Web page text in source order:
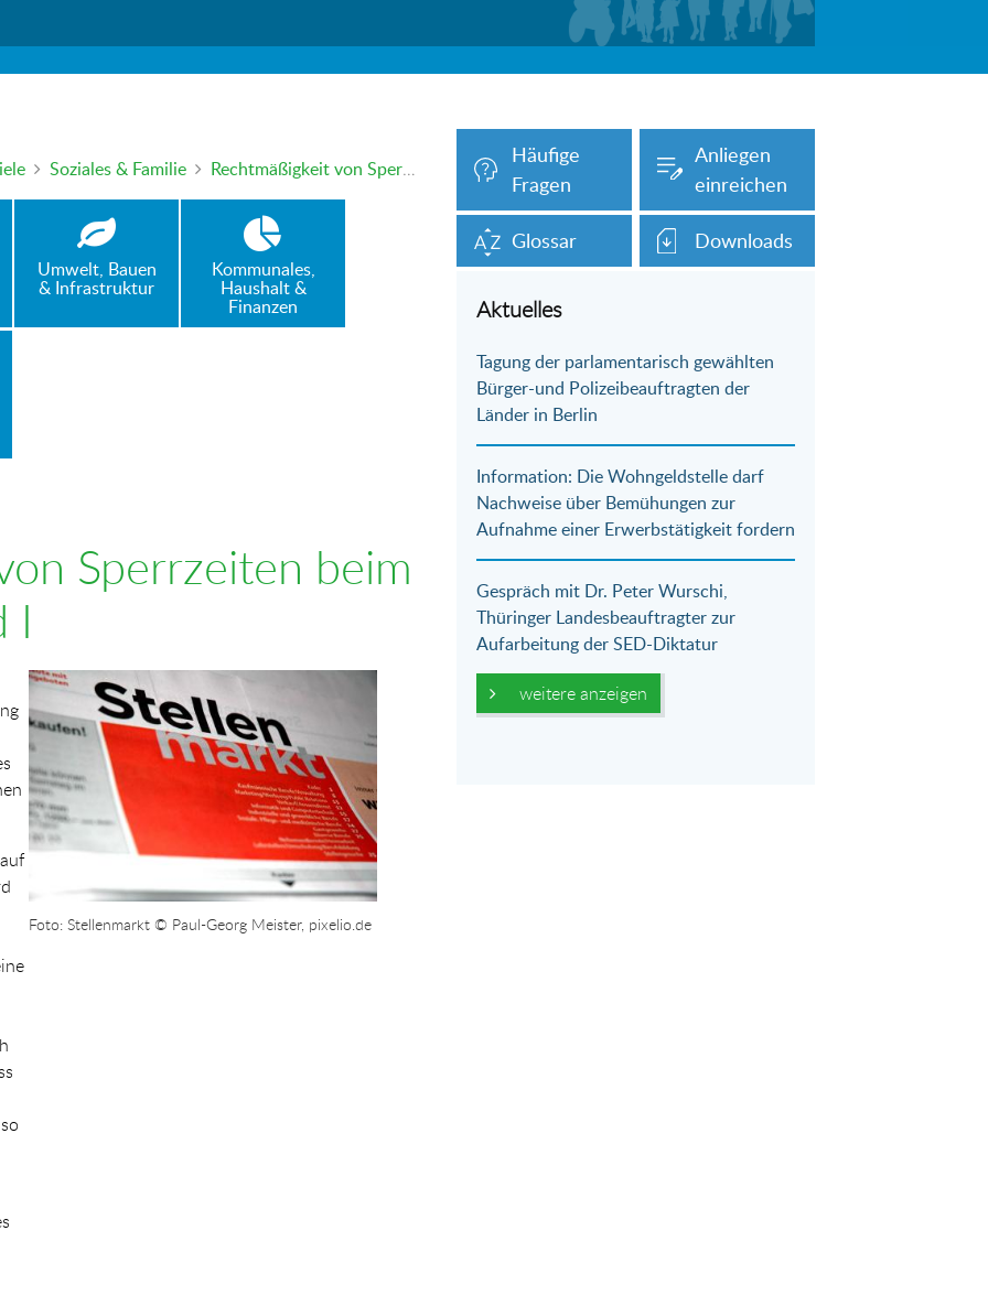
Soziales & Familie Rechtmäßigkeit von Sperrzeiten beim Arbeitslosengeld I
Umwelt, Bauen
& Infrastruktur
Kommunales,
Haushalt &
Finanzen
Sperrzeiten beim
I
Show larger version for:
Foto: Stellenmarkt © Paul-Georg Meister, pixelio.de
Häufige
Fragen
Anliegen
einreichen
Glossar Downloads
Aktuelles
Tagung der parlamentarisch gewählten
Bürger-und Polizeibeauftragten der
Länder in Berlin
Information: Die Wohngeldstelle darf
Nachweise über Bemühungen zur
Aufnahme einer Erwerbstätigkeit fordern
Gespräch mit Dr. Peter Wurschi,
Thüringer Landesbeauftragter zur
Aufarbeitung der SED-Diktatur
weitere anzeigen